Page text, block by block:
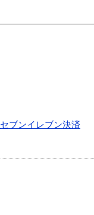
セブンイレブン決済